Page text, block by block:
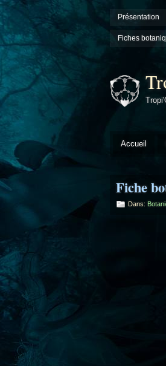
Présentation
Fiches
Accueil
Fiche
Dans: